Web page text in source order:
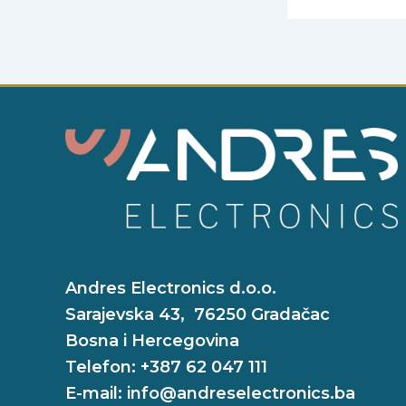
Andres Electronics d.o.o.
Sarajevska 43, 76250 Gradačac
Bosna i Hercegovina
Telefon: +387 62 047 111
E-mail: info@andreselectronics.ba